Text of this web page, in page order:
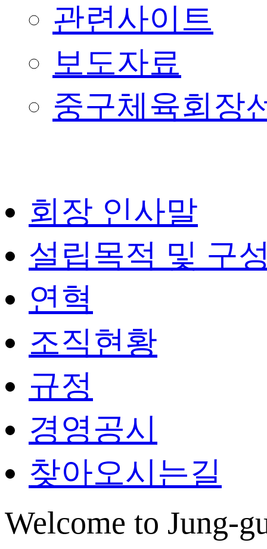
관련사이트
보도자료
중구체육회장
회장 인사말
설립목적 및 구
연혁
조직현황
규정
경영공시
찾아오시는길
Welcome to Jung-